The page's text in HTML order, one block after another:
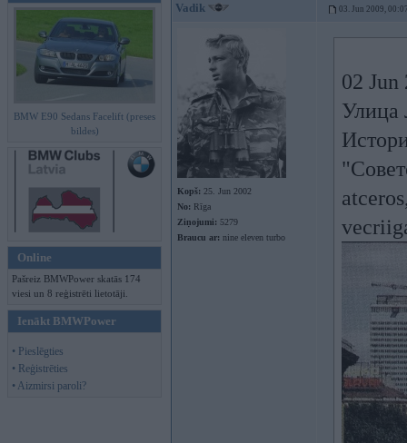
BMW E90 Sedans Facelift (preses
bildes)
Online
Pašreiz BMWPower skatās 174
viesi un 8 reģistrēti lietotāji.
Ienākt BMWPower
• Pieslēgties
• Reģistrēties
• Aizmirsi paroli?
Vadik 03. Jun 2009,
Kopš: 25. Jun 2002
No: Rīga
Ziņojumi: 5279
Braucu ar: nine eleven turbo
02
Улица